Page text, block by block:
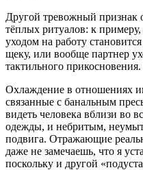
Другой тревожный признак
тёплых ритуалов: к
уходом на работу
щеку, или вообще партнер
тактильного прикосновения.
Охлаждение в отношениях
связанные с банальным
видеть человека вблизи во
одежды, и небритым,
подвига. Отражающие
даже не замечаешь, что я
поскольку и другой